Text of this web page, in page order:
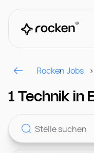
Für Arbeitgeber
Rocken Jobs
1 Technik in